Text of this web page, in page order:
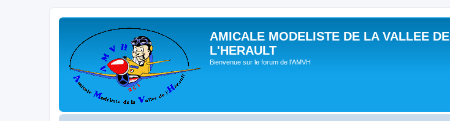
AMICALE MODELISTE DE LA VALLEE DE
L'HERAULT
Bienvenue sur le forum de l'AMVH